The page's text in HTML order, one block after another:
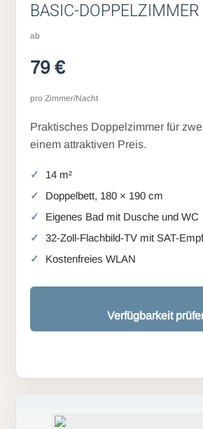
BASIC-DOPPELZIMMER
ab
79 €
pro Zimmer/Nacht
Praktisches Doppelzimmer für
einem attraktiven Preis.
14 m²
Doppelbett, 180 × 190 cm
Eigenes Bad mit Dusche und WC
32-Zoll-Flachbild-TV mit SAT-
Kostenfreies WLAN
Verfügbarkeit